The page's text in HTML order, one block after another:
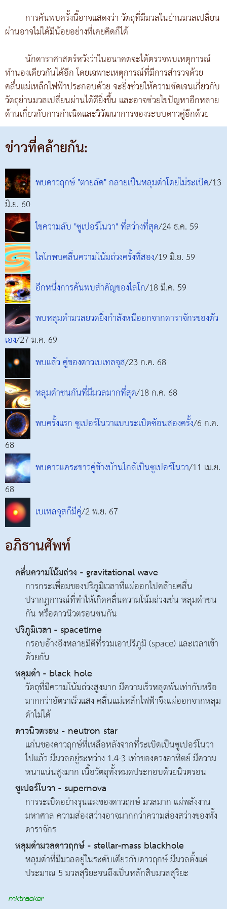
การค้นพบครั้งนี้อาจแสดงว่า วัตถุที่มีมวลในย่านมวลเปลี่ยน
ผ่านอาจไม่ได้มีน้อยอย่างที่เคยคิดก็ได้
นักดาราศาสตร์หวังว่าในอนาคตจะได้ตรวจพบเหตุการณ์
ทำนองเดียวกันได้อีก โดยเฉพาะเหตุการณ์ที่มีการสำรวจด้วย
คลื่นแม่เหล็กไฟฟ้าประกอบด้วย จะยิ่งช่วยให้ความชัดเจนเกี่ยวกับ
วัตถุย่านมวลเปลี่ยนผ่านได้ดียิ่งขึ้น และอาจช่วยไขปัญหาอีกหลาย
ด้านเกี่ยวกับการกำเนิดและวิวัฒนาการของระบบดาวคู่อีกด้วย
ข่าวที่คล้ายกัน:
พบดาวฤกษ์ "ตายลัด" กลายเป็นหลุมดำโดยไม่ระเบิด/13
มิ.ย. 60
ไขความลับ "ซูเปอร์โนวา" ที่สว่างที่สุด/24 ธ.ค. 59
ไลโกพบคลื่นความโน้มถ่วงครั้งที่สอง/19 มิ.ย. 59
อีกหนึ่งการค้นพบสำคัญของไลโก/18 มี.ค. 59
พบหลุมดำมวลยวดยิ่งกำลังหนีออกจากดาราจักรของตัว
เอง/27 ม.ค. 69
พบแล้ว คู่ของดาวเบเทลจุส/23 ก.ค. 68
หลุมดำชนกันที่มีมวลมากที่สุด/18 ก.ค. 68
พบครั้งแรก ซูเปอร์โนวาแบบระเบิดซ้อนสองครั้ง/6 ก.ค.
68
พบดาวแคระขาวคู่ข้างบ้านใกล้เป็นซูเปอร์โนวา/11 เม.ย.
68
เบเทลจุสก็มีคู่/2 พ.ย. 67
อภิธานศัพท์
คลื่นความโน้มถ่วง - gravitational wave
การกระเพื่อมของปริภูมิเวลาที่แผ่ออกไปคล้ายคลื่น
ปรากฏการณ์ที่ทำให้เกิดคลื่นความโน้มถ่วงเช่น หลุมดำชน
กัน หรือดาวนิวตรอนชนกัน
ปริภูมิเวลา - spacetime
กรอบอ้างอิงหลายมิติที่รวมเอาปริภูมิ (space) และเวลาเข้า
ด้วยกัน
หลุมดำ - black hole
วัตถุที่มีความโน้มถ่วงสูงมาก มีความเร็วหลุดพ้นเท่ากับหรือ
มากกว่าอัตราเร็วแสง คลื่นแม่เหล็กไฟฟ้าจึงแผ่ออกจากหลุม
ดำไม่ได้
ดาวนิวตรอน - neutron star
แก่นของดาวฤกษ์ที่เหลือหลังจากที่ระเบิดเป็นซูเปอร์โนวา
ไปแล้ว มีมวลอยู่ระหว่าง 1.4-3 เท่าของดวงอาทิตย์ มีความ
หนาแน่นสูงมาก เนื้อวัตถุทั้งหมดประกอบด้วยนิวตรอน
ซูเปอร์โนวา - supernova
การระเบิดอย่างรุนแรงของดาวฤกษ์ มวลมาก แผ่พลังงาน
มหาศาล ความส่องสว่างอาจมากกว่าความส่องสว่างของทั้ง
ดาราจักร
หลุมดำมวลดาวฤกษ์ - stellar-mass blackhole
หลุมดำที่มีมวลอยู่ในระดับเดียวกับดาวฤกษ์ มีมวลตั้งแต่
ประมาณ 5 มวลสุริยะจนถึงเป็นหลักสิบมวลสุริยะ